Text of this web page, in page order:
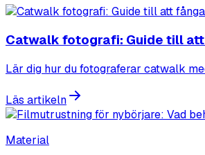
Catwalk fotografi: Guide till
Lär dig hur du fotograferar catwalk
Läs artikeln
Material